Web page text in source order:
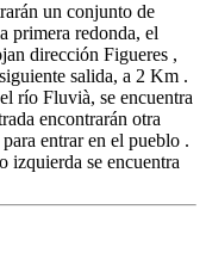
un conjunto de
primera redonda, el
dirección Figueres ,
salida, a 2 Km .
río Fluvià, se encuentra
encontrarán otra
entrar en el pueblo .
izquierda se encuentra